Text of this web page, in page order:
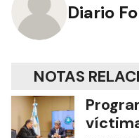
Diario
NOTAS